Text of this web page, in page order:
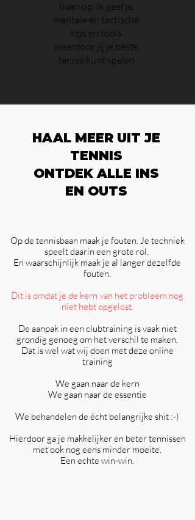
baan op. Ik geef je
mentale en tactische
tips en tools
waardoor jij je beste
tennis kunt spelen
HAAL MEER UIT JE
TENNIS
ONTDEK ALLE INS
EN OUTS
Op de tennisbaan maak je fouten. Je techniek
speelt daarin een grote rol.
En waarschijnlijk maak je al langer dezelfde
fouten.
Dit is omdat je de kern van het probleem nog
niet hebt opgelost.
De aanpak in een clubtraining is vaak niet
grondig genoeg om het verschil te maken.
Dat is wel wat wij doen met deze online
training
We gaan naar de kern
We gaan naar de essentie
We behandelen de écht belangrijke shit :-)
Hierdoor ga je makkelijker en beter tennissen
met ook nog eens minder moeite.
Een echte win-win.